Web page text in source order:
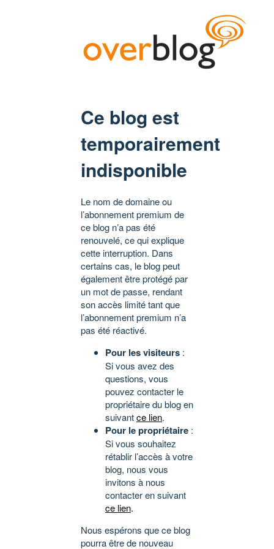
Ce blog est
temporairement
indisponible
Le nom de domaine ou
l’abonnement premium de
ce blog n’a pas été
renouvelé, ce qui explique
cette interruption. Dans
certains cas, le blog peut
également être protégé par
un mot de passe, rendant
son accès limité tant que
l’abonnement premium n’a
pas été réactivé.
Pour les visiteurs :
Si vous avez des
questions, vous
pouvez contacter le
propriétaire du blog en
suivantce lien.
Pour le propriétaire :
Si vous souhaitez
rétablir l’accès à votre
blog, nous vous
invitons à nous
contacter en suivant
ce lien.
Nous espérons que ce blog
pourra être de nouveau